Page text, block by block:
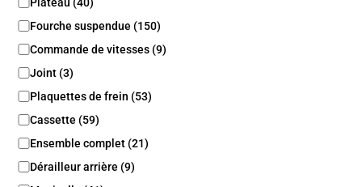
t
é
g
o
i
e
/
S
Fourche suspendue (150)
Commande de vitesses (9)
Joint (3)
Plaquettes de frein (53)
Cassette (59)
Ensemble complet (21)
Dérailleur arrière (9)